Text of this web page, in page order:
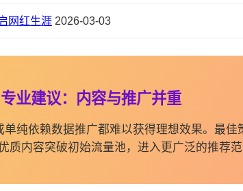
网红生涯 2026-03-03
专业建议：内容与推广并重
纯依赖数据推广都难以获得理想效果。最
质内容突破初始流量池，进入更广泛的推荐范